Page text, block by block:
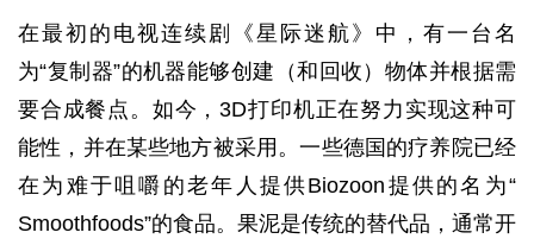
在最初的电视连续剧《星际迷航》中，有一台名
为“复制器”的机器能够创建（和回收）物体并根据需
要合成餐点。如今，3D打印机正在努力实现这种可
能性，并在某些地方被采用。一些德国的疗养院已经
在为难于咀嚼的老年人提供Biozoon提供的名为“
Smoothfoods”的食品。果泥是传统的替代品，通常开